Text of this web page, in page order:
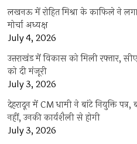
लखनऊ में रोहित मिश्रा के काफिले ने
मोर्चा अध्यक्ष
July 4, 2026
उत्तराखंड में विकास को मिली रफ्तार,
को दी मंजूरी
July 3, 2026
देहरादून में CM धामी ने बांटे नियुक्ति
नहीं, उनकी कार्यशैली से होगी
July 3, 2026